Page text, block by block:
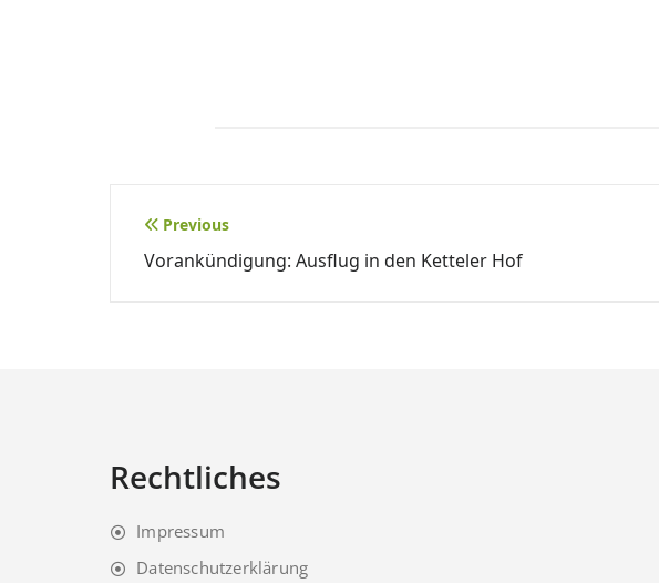
Beitragsnavigation
Previous
Vorankündigung: Ausflug in den Ketteler Hof
Rechtliches
Impressum
Datenschutzerklärung